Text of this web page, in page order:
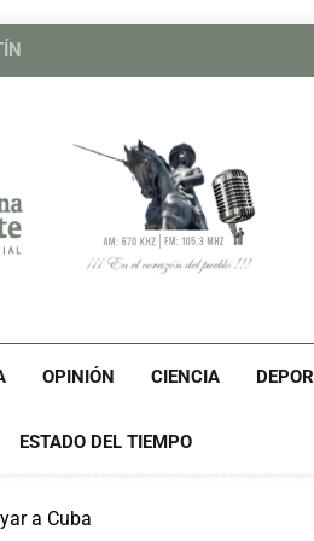
Héroe
Héroe
España
OPINIÓN CIENCIA
ESTADO DEL TIEMPO
a Cuba